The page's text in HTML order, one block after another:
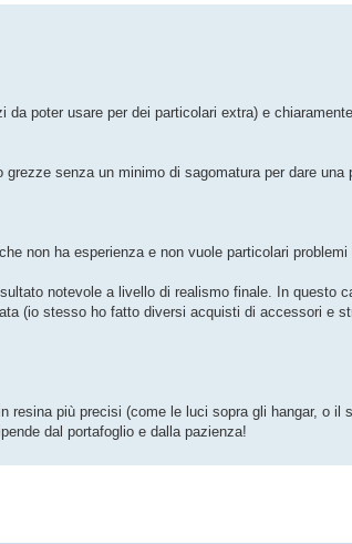
poter usare per dei particolari extra) e
senza un minimo di sagomatura per dare
non ha esperienza e non vuole particolari
notevole a livello di realismo finale. In questo
(io stesso ho fatto diversi acquisti di accessori e
più precisi (come le luci sopra gli hangar, o il
dal portafoglio e dalla pazienza!